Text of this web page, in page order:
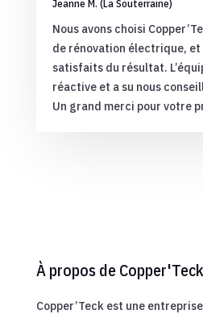
Jeanne M. (La Souterraine)
Nous avons choisi
de rénovation électrique, et
satisfaits du résultat.
réactive et a su nous
Un grand merci pour votre
À propos de Copper'Teck
Copper’Teck est une